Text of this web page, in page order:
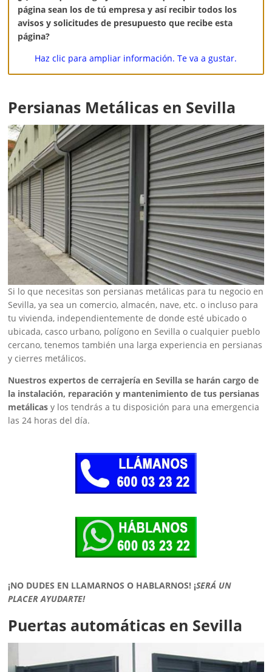
página sean los de tú empresa y así recibir todos los
avisos y solicitudes de presupuesto que recibe esta
página?
Haz clic para ampliar información. Te va a gustar.
Persianas Metálicas en Sevilla
Si lo que necesitas son persianas metálicas para tu negocio en
Sevilla, ya sea un comercio, almacén, nave, etc. o incluso para
tu vivienda, independientemente de donde esté ubicado o
ubicada, casco urbano, polígono en Sevilla o cualquier pueblo
cercano, tenemos también una larga experiencia en persianas
y cierres metálicos.
Nuestros expertos de cerrajería en Sevilla se harán cargo de
la instalación, reparación y mantenimiento de tus persianas
metálicas y los tendrás a tu disposición para una emergencia
las 24 horas del día.
¡NO DUDES EN LLAMARNOS O HABLARNOS! ¡SERÁ UN
PLACER AYUDARTE!
Puertas automáticas en Sevilla